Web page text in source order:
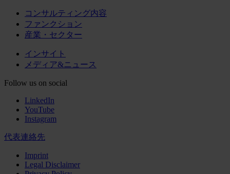
コンサルティング内容
ファンクション
産業・セクター
インサイト
メディア&ニュース
Follow us on social
LinkedIn
YouTube
Instagram
代表連絡先
Imprint
Legal Disclaimer